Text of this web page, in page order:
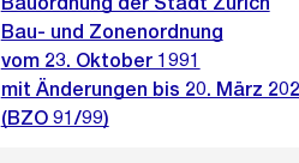
Bau- und Zonenordnung
vom 23. Oktober 1991
mit Änderungen bis 20. März
(BZO 91/99)